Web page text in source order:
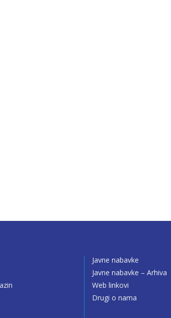
Javne nabavke
Javne nabavke – Arhiva
Web linkovi
Drugi o nama